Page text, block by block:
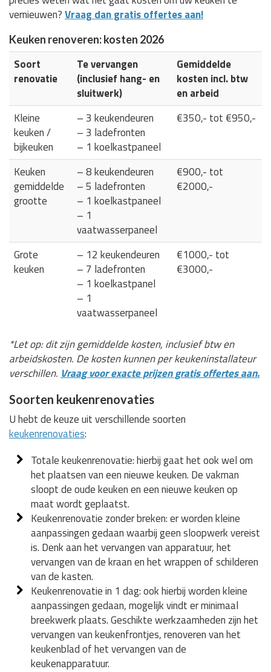
vernieuwen?Vraag dan gratis offertes aan!
Keuken renoveren: kosten 2026
Soort
renovatie
Te vervangen
(inclusief hang- en
sluitwerk)
Gemiddelde
kosten incl. btw
en arbeid
Kleine
keuken /
bijkeuken
– 3 keukendeuren
– 3 ladefronten
– 1 koelkastpaneel
€350,- tot €950,-
Keuken
gemiddelde
grootte
– 8 keukendeuren
– 5 ladefronten
– 1 koelkastpaneel
– 1
vaatwasserpaneel
€900,- tot
€2000,-
Grote
keuken
– 12 keukendeuren
– 7 ladefronten
– 1 koelkastpanel
– 1
vaatwasserpaneel
€1000,- tot
€3000,-
*Let op: dit zijn gemiddelde kosten, inclusief btw en
arbeidskosten. De kosten kunnen per keukeninstallateur
verschillen. Vraag voor exacte prijzen gratis offertes aan.
Soorten keukenrenovaties
U hebt de keuze uit verschillende soorten
keukenrenovaties:
Totale keukenrenovatie: hierbij gaat het ook wel om
het plaatsen van een nieuwe keuken. De vakman
sloopt de oude keuken en een nieuwe keuken op
maat wordt geplaatst.
Keukenrenovatie zonder breken: er worden kleine
aanpassingen gedaan waarbij geen sloopwerk vereist
is. Denk aan het vervangen van apparatuur, het
vervangen van de kraan en het wrappen of schilderen
van de kasten.
Keukenrenovatie in 1 dag: ook hierbij worden kleine
aanpassingen gedaan, mogelijk vindt er minimaal
breekwerk plaats. Geschikte werkzaamheden zijn het
vervangen van keukenfrontjes, renoveren van het
keukenblad of het vervangen van de
keukenapparatuur.